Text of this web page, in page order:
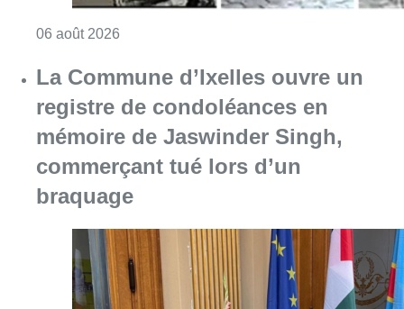
06 août 2026
La Commune d’Ixelles ouvre un
registre de condoléances en
mémoire de Jaswinder Singh,
commerçant tué lors d’un
braquage